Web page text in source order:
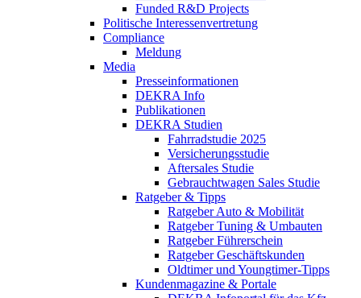
Funded R&D Projects
Politische Interessenvertretung
Compliance
Meldung
Media
Presseinformationen
DEKRA Info
Publikationen
DEKRA Studien
Fahrradstudie 2025
Versicherungsstudie
Aftersales Studie
Gebrauchtwagen Sales Studie
Ratgeber & Tipps
Ratgeber Auto & Mobilität
Ratgeber Tuning & Umbauten
Ratgeber Führerschein
Ratgeber Geschäftskunden
Oldtimer und Youngtimer-Tipps
Kundenmagazine & Portale